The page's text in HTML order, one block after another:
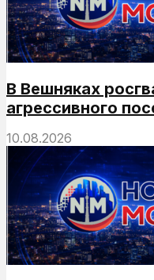
В Вешняках
агрессивного
10.08.2026